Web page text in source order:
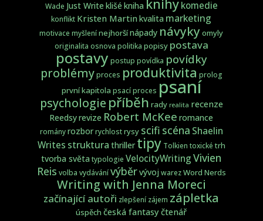
Wade Just Write klišé kniha knihykomedie
konflikt Kristen Martinkvalita marketing
motivace myšlení nejhoršínápady návyky omyly
originalita osnova politika popisy postava
postavy postup povídka povídky
problémyproces produktivita prolog
první kapitola psací proces psaní
psychologie příběh rady realita recenze
Reedsyrevize Robert McKee romance
rományrozborrychlostrysy scifi scéna Shaelin
Writes struktura thriller tipy Tolkien toxické trh
tvorba světa typologie VelocityWriting Vivien
Reis volba vydávánívýběrvývoj warezWord Nerds
Writing with Jenna Moreci
začínající autoři zlepšení zájem zápletka
úspěch česká fantasyčtenář